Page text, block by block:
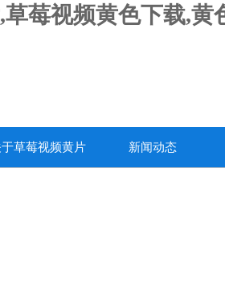
莓视频黄色下载,黄
于草莓视频黄片 新闻动态